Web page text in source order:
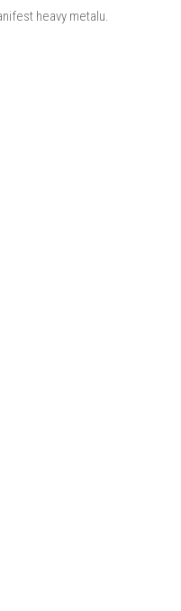
heavy metalu.